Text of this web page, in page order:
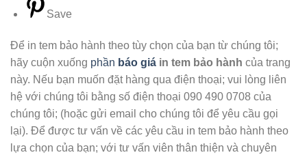
Save
Để in tem bảo hành theo tùy chọn của bạn từ chúng tôi;
hãy cuộn xuống phần báo giá in tem bảo hành của trang
này. Nếu bạn muốn đặt hàng qua điện thoại; vui lòng liên
hệ với chúng tôi bằng số điện thoại 090 490 0708 của
chúng tôi; (hoặc gửi email cho chúng tôi để yêu cầu gọi
lại). Để được tư vấn về các yêu cầu in tem bảo hành theo
lựa chọn của bạn; với tư vấn viên thân thiện và chuyên